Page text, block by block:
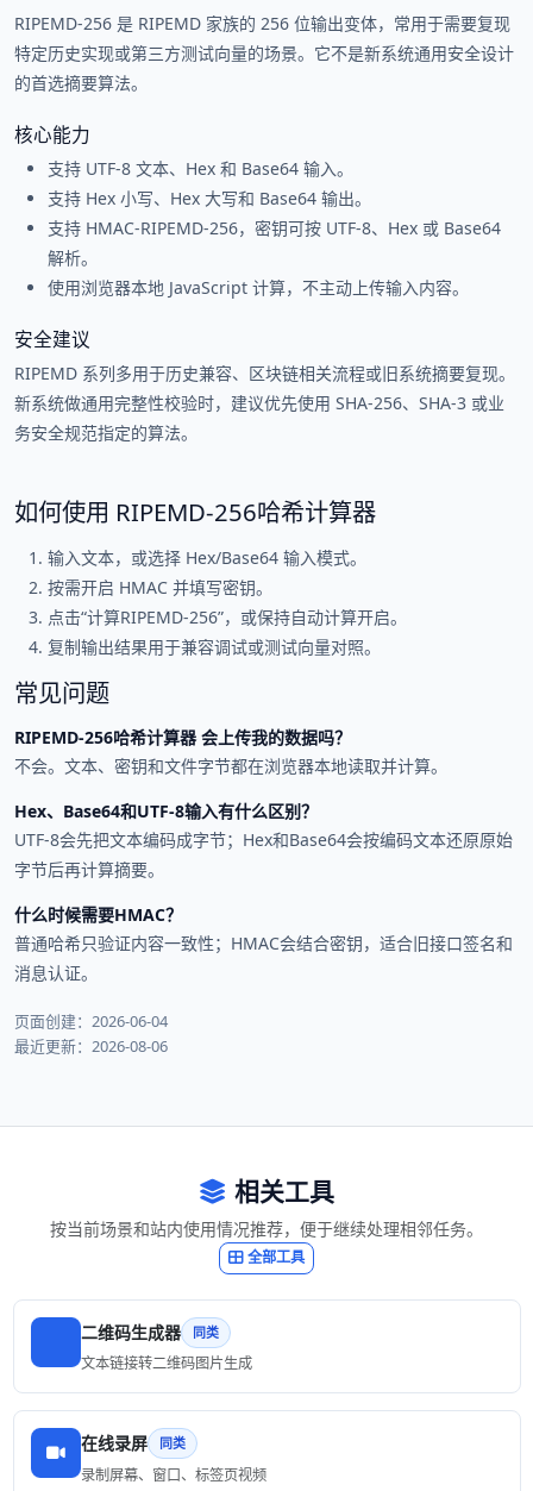
RIPEMD-256 是 RIPEMD 家族的 256 位输出变体，常用于需要复现
特定历史实现或第三方测试向量的场景。它不是新系统通用安全设计
的首选摘要算法。
核心能力
支持 UTF-8 文本、Hex 和 Base64 输入。
支持 Hex 小写、Hex 大写和 Base64 输出。
支持 HMAC-RIPEMD-256，密钥可按 UTF-8、Hex 或 Base64
解析。
使用浏览器本地 JavaScript 计算，不主动上传输入内容。
安全建议
RIPEMD 系列多用于历史兼容、区块链相关流程或旧系统摘要复现。
新系统做通用完整性校验时，建议优先使用 SHA-256、SHA-3 或业
务安全规范指定的算法。
如何使用 RIPEMD-256哈希计算器
输入文本，或选择 Hex/Base64 输入模式。
按需开启 HMAC 并填写密钥。
点击“计算RIPEMD-256”，或保持自动计算开启。
复制输出结果用于兼容调试或测试向量对照。
常见问题
RIPEMD-256哈希计算器 会上传我的数据吗？
不会。文本、密钥和文件字节都在浏览器本地读取并计算。
Hex、Base64和UTF-8输入有什么区别？
UTF-8会先把文本编码成字节；Hex和Base64会按编码文本还原原始
字节后再计算摘要。
什么时候需要HMAC？
普通哈希只验证内容一致性；HMAC会结合密钥，适合旧接口签名和
消息认证。
页面创建：2026-06-04
最近更新：2026-08-06
相关工具
按当前场景和站内使用情况推荐，便于继续处理相邻任务。
全部工具
二维码生成器 同类
文本链接转二维码图片生成
在线录屏 同类
录制屏幕、窗口、标签页视频